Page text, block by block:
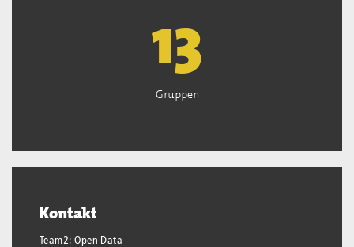
13
Gruppen
Kontakt
Team2: Open Data